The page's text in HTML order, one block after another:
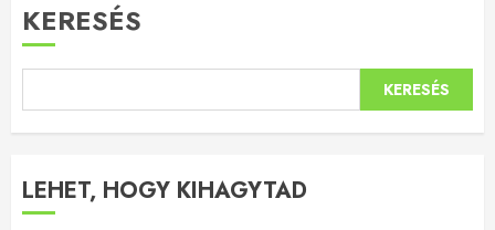
KERESÉS
KERESÉS
LEHET, HOGY KIHAGYTAD